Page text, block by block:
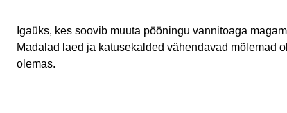
Igaüks, kes soovib muuta pööningu vannitoaga
Madalad laed ja katusekalded vähendavad mõlemad
olemas.